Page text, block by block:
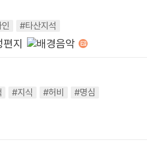
#타산지석
#지식 #허비
#명심